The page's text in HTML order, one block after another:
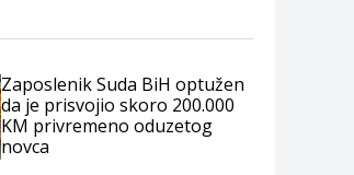
Zaposlenik Suda BiH optužen
da je prisvojio skoro 200.000
KM privremeno oduzetog
novca